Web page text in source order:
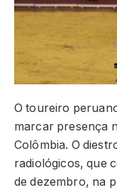
O toureiro
marcar presença
Colômbia. O
radiológicos, que
de dezembro, na